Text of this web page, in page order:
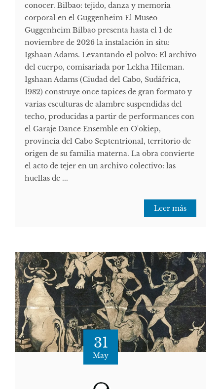
conocer. Bilbao: tejido, danza y memoria
corporal en el Guggenheim El Museo
Guggenheim Bilbao presenta hasta el 1 de
noviembre de 2026 la instalación in situ:
Igshaan Adams. Levantando el polvo: El archivo
del cuerpo, comisariada por Lekha Hileman.
Igshaan Adams (Ciudad del Cabo, Sudáfrica,
1982) construye once tapices de gran formato y
varias esculturas de alambre suspendidas del
techo, producidas a partir de performances con
el Garaje Dance Ensemble en O'okiep,
provincia del Cabo Septentrional, territorio de
origen de su familia materna. La obra convierte
el acto de tejer en un archivo colectivo: las
huellas de ...
Leer más
31
May